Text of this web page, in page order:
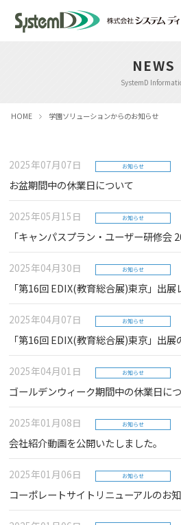
NEWS
SystemD
HOME 学園ソリューションからのお知らせ
2025年07月07日 お知らせ
お盆期間中の休業日について
2025年05月15日 お知らせ
「キャンパスプラン・ユーザー研修会
2025年04月30日 お知らせ
「第16回 EDIX(教育総合展)東京」出展
2025年04月07日 お知らせ
「第16回 EDIX(教育総合展)東京」出展
2025年04月01日 お知らせ
ゴールデンウィーク期間中の休業日に
2025年01月08日 お知らせ
会社紹介動画を公開いたしました。
2025年01月06日 お知らせ
コーポレートサイトリニューアルのお